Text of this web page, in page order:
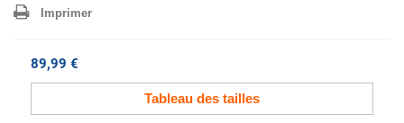
Imprimer
89,99 €
Tableau des tailles